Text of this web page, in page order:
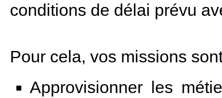
conditions de délai prévu
Pour cela, vos missions
Approvisionner les